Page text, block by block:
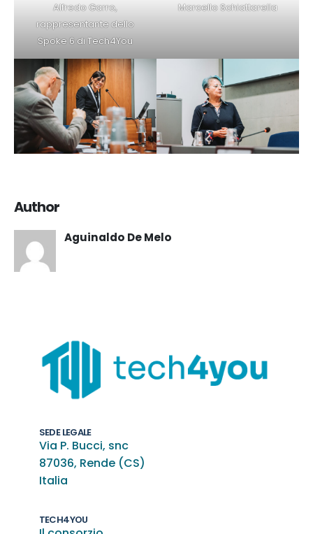
Alfredo Garro,
rappresentante dello
Spoke 6 di Tech4You
Marcello Schiattarella
Author
Aguinaldo De Melo
SEDE LEGALE
Via P. Bucci, snc
87036, Rende (CS)
Italia
TECH4YOU